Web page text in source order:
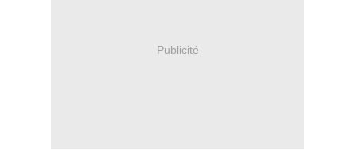
Publicité